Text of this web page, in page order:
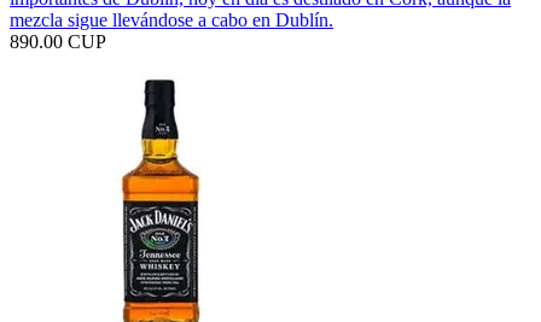
mezcla sigue llevándose a cabo en Dublín.
890.00 CUP